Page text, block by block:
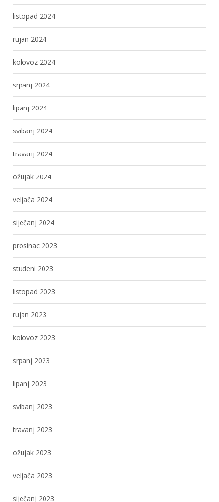
listopad 2024
rujan 2024
kolovoz 2024
srpanj 2024
lipanj 2024
svibanj 2024
travanj 2024
ožujak 2024
veljača 2024
siječanj 2024
prosinac 2023
studeni 2023
listopad 2023
rujan 2023
kolovoz 2023
srpanj 2023
lipanj 2023
svibanj 2023
travanj 2023
ožujak 2023
veljača 2023
siječanj 2023